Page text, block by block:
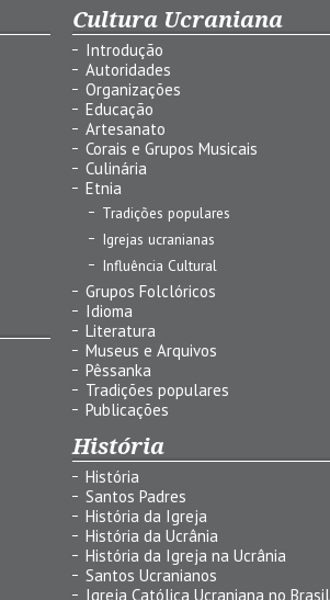
Cultura Ucraniana
Introdução
Autoridades
Organizações
Educação
Artesanato
Corais e Grupos Musicais
Culinária
Etnia
Tradições populares
Igrejas ucranianas
Influência Cultural
Grupos Folclóricos
Idioma
Literatura
Museus e Arquivos
Pêssanka
Tradições populares
Publicações
História
História
Santos Padres
História da Igreja
História da Ucrânia
História da Igreja na Ucrânia
Santos Ucranianos
Igreja Católica Ucraniana no Brasil